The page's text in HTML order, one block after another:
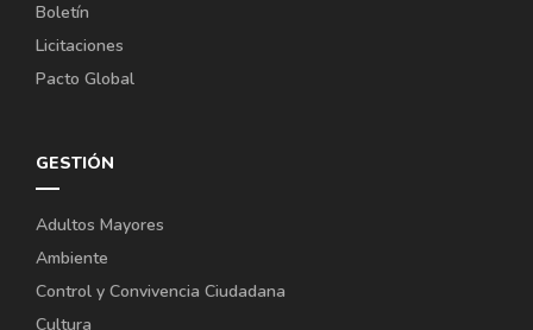
Boletín
Licitaciones
Pacto Global
GESTIÓN
Adultos Mayores
Ambiente
Control y Convivencia Ciudadana
Cultura